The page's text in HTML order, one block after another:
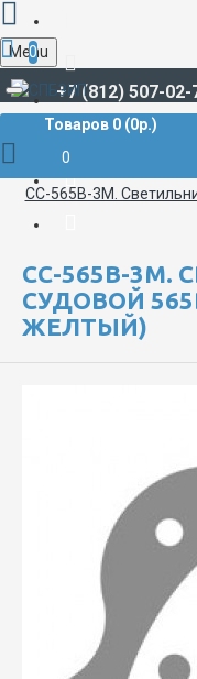
+7 (812) 507-02-
Menu
0
Товаров 0 (0р.)
0
СУДОВЫЕ
СС-565В-3М.
СС-565В-3М.
СУДОВОЙ
ЖЕЛТЫЙ)